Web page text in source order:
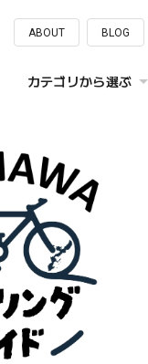
ABOUT BLOG
カテゴリから選ぶ